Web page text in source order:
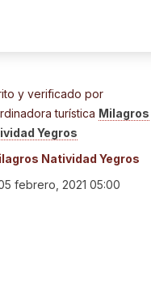
y verificado por
turística Milagros
Yegros
Natividad Yegros
febrero, 2021 05:00